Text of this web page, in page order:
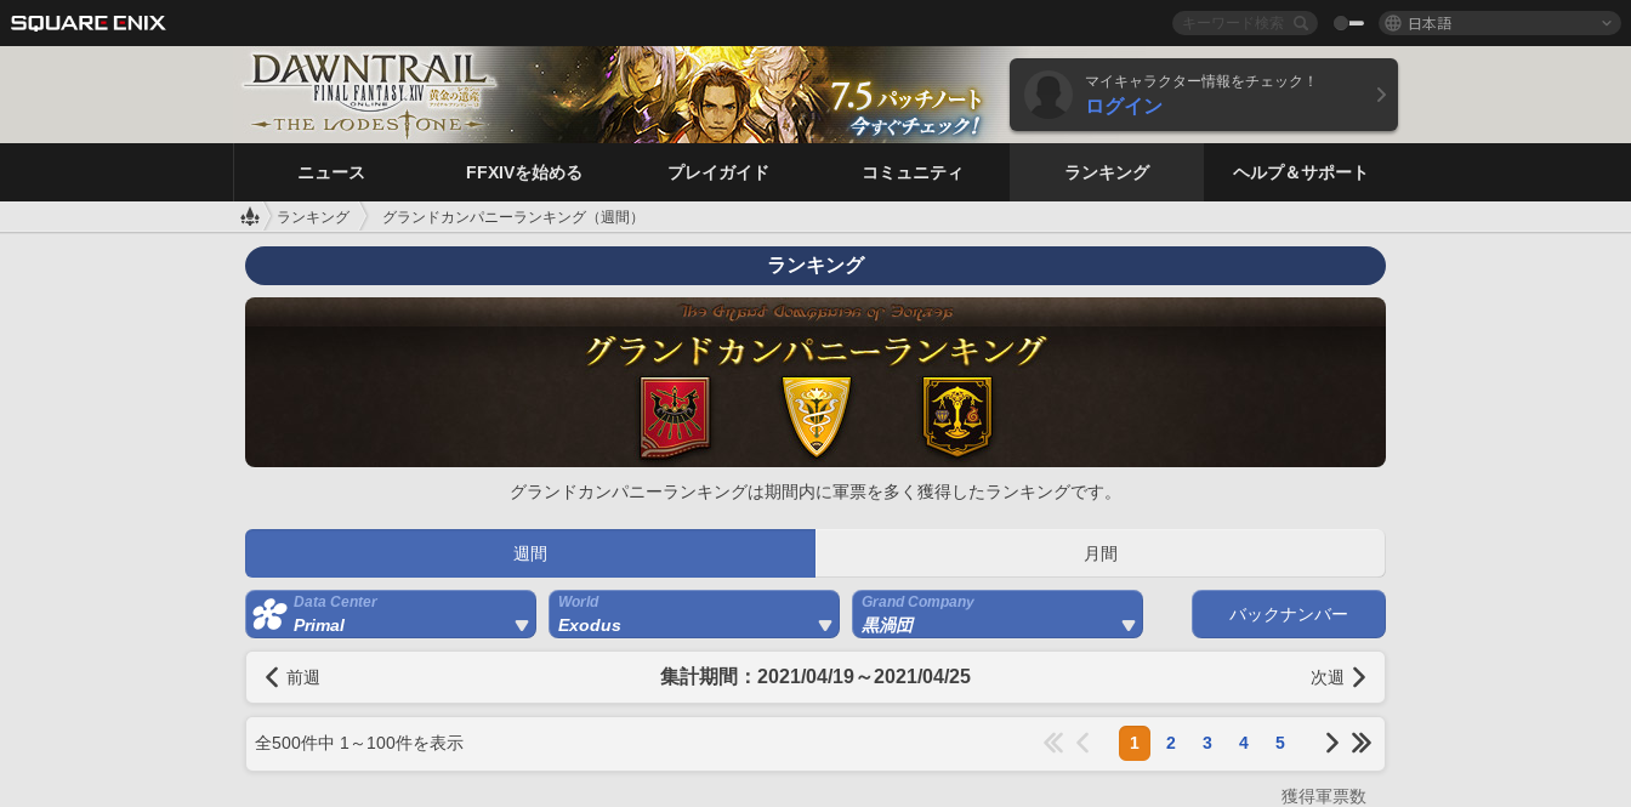
日本語
マイキャラクター情報をチェック！
ログイン
ニュース FFXIVを始める プレイガイド コミュニティ ランキング ヘルプ＆サポート
ランキング グランドカンパニーランキング（週間）
ランキング
グランドカンパニーランキングは期間内に軍票を多く獲得したランキングです。
週間 月間
Data Center
Primal
World
Exodus
Grand Company
黒渦団
バックナンバー
前週 集計期間：2021/04/19～2021/04/25 次週
全500件中 1 ～ 100件を表示 1 2 3 4 5
獲得軍票数